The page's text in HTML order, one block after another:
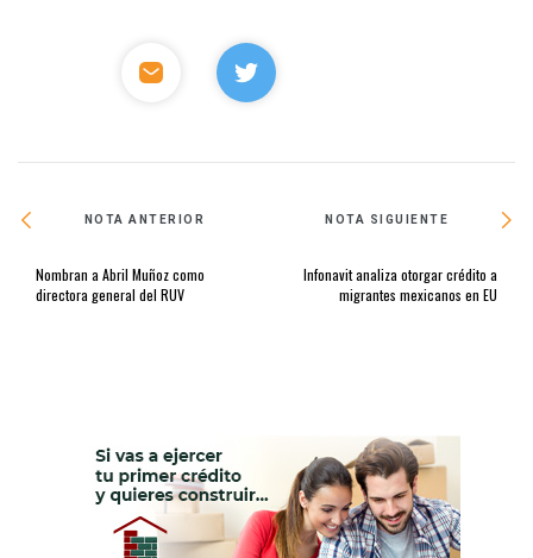
NOTA ANTERIOR
Nombran a Abril Muñoz como
directora general del RUV
NOTA SIGUIENTE
Infonavit analiza otorgar crédito a
migrantes mexicanos en EU